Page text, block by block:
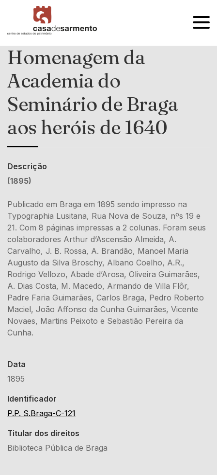
OPEN
Homenagem da
Academia do
Seminário de Braga
aos heróis de 1640
Descrição
(1895)
Publicado em Braga em 1895 sendo impresso na
Typographia Lusitana, Rua Nova de Souza, nºs 19 e
21. Com 8 páginas impressas a 2 colunas. Foram seus
colaboradores Arthur d’Ascensão Almeida, A.
Carvalho, J. B. Rossa, A. Brandão, Manoel Maria
Augusto da Silva Broschy, Albano Coelho, A.R.,
Rodrigo Vellozo, Abade d’Arosa, Oliveira Guimarães,
A. Dias Costa, M. Macedo, Armando de Villa Flôr,
Padre Faria Guimarães, Carlos Braga, Pedro Roberto
Maciel, João Affonso da Cunha Guimarães, Vicente
Novaes, Martins Peixoto e Sebastião Pereira da
Cunha.
Data
1895
Identificador
P.P. S.Braga-C-121
Titular dos direitos
Biblioteca Pública de Braga